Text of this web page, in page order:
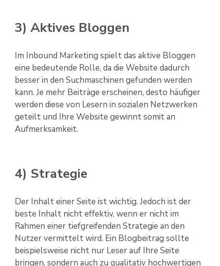
3) Aktives Bloggen
Im Inbound Marketing spielt das aktive Bloggen
eine bedeutende Rolle, da die Website dadurch
besser in den Suchmaschinen gefunden werden
kann. Je mehr Beiträge erscheinen, desto häufiger
werden diese von Lesern in sozialen Netzwerken
geteilt und Ihre Website gewinnt somit an
Aufmerksamkeit.
4) Strategie
Der Inhalt einer Seite ist wichtig. Jedoch ist der
beste Inhalt nicht effektiv, wenn er nicht im
Rahmen einer tiefgreifenden Strategie an den
Nutzer vermittelt wird. Ein Blogbeitrag sollte
beispielsweise nicht nur Leser auf Ihre Seite
bringen, sondern auch zu qualitativ hochwertigen